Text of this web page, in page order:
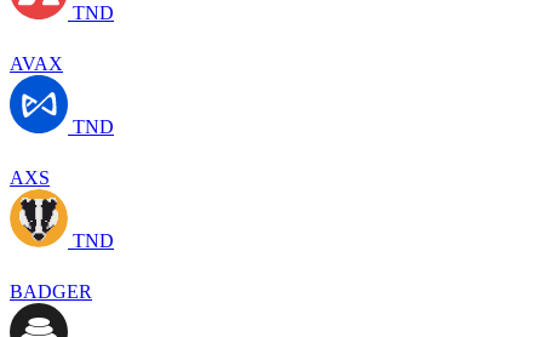
TND
AVAX
TND
AXS
TND
BADGER